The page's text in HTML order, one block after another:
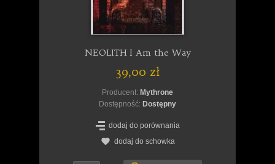
NEOLITH I Am the Way
39,00 zł
Producent: Mythrone
Dostępność: Dostępny
dodaj do porównania
dodaj do schowka